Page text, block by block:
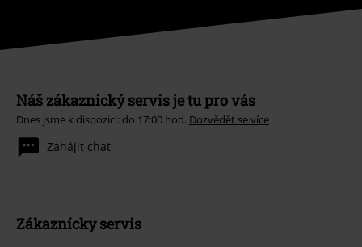
Náš zákaznický servis je tu pro vás
Dnes jsme k dispozici: do 17:00 hod. Dozvědět se více
Zahájit chat
Zákaznícky servis